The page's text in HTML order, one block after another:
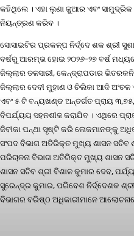
କହିଥିଲେ । ଏହା ଲୁଣା ଜୁଆର ଏବଂ ସାମୁଦ୍ରିକ
ନିୟନ୍ତ୍ରଣ କରିବ ।
ସୋସାଇଟିର ପ୍ରକଳ୍ପ ନିର୍ଦ୍ଦେ ଶକ ଶ୍ରୀ
ବର୍ଷରୁ ଆରମ୍ଭ ହୋଇ ୨୦୨୬-୨୭ ବର୍ଷ
ଜିଲ୍ଲାର ତଳସାରୀ, କେନ୍ଦ୍ରାପଡାର
ଜିଲ୍ଲାର ଦେବୀ ମୁହାଣ ଓ ଚିଲିକା ଆଦି ଅଂଚଳ
ଏବଂ ୫ ଟି ବନ୍ୟଖଣ୍ଡ ଅନ୍ତର୍ଗତ ପ୍ରାୟ
ବିପର୍ଯ୍ୟୟ ସହନଶୀଳ କରାଯିବ । ଏଥିରେ
ଜିବୀକା ପନ୍ଥା ସୃଷ୍ଟି କରି ଳୋକମାନଙ୍କୁ
ସଂପଦ ବିଭାଗ ଅତିରିକ୍ତ ମୁଖ୍ୟ ଶାସନ ସଚିବ
ପରିଚାଳନା ବିଭାଗ ଅତିରିକ୍ତ ମୁଖ୍ୟ ଶାସନ
ଶାସନ ସଚିବ ଶ୍ରୀ ବିଶାଳ କୁମାର ଦେବ,
ସୁରେନ୍ଦ୍ର କୁମାର, ପରିବେଶ ନିର୍ଦ୍ଦେଶକ
ବିଭାଗର ବରିଷ୍ଠ ଅଧିକାରୀମାନେ